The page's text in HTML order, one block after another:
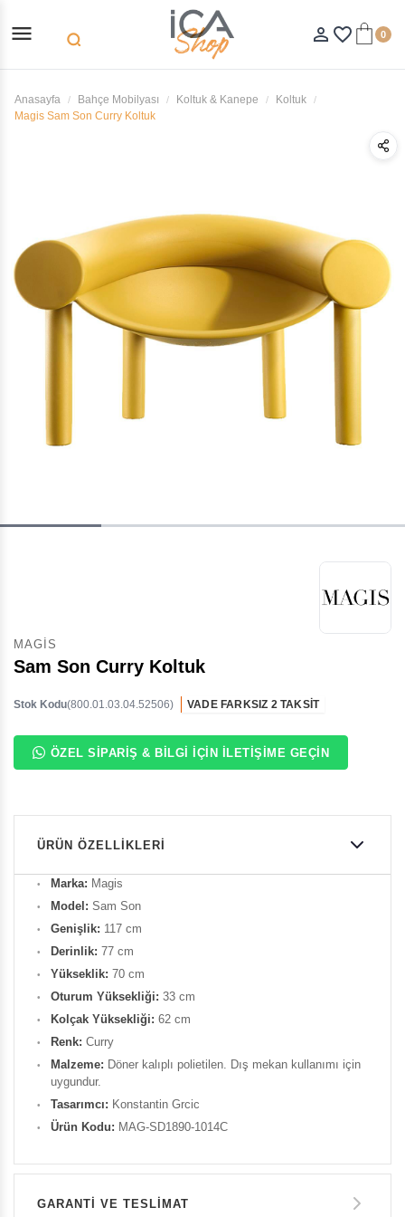
menu search person_outline favorite_border 0
Anasayfa Bahçe Mobilyası Koltuk & Kanepe
Koltuk
Magis Sam Son Curry Koltuk
MAGIS
Sam Son Curry Koltuk
(800.01.03.04.52506)
Stok Kodu VADE FARKSIZ 2 TAKSİT
ÖZEL SIPARIŞ & BILGI İÇIN İLETIŞIME GEÇIN
ÜRÜN ÖZELLIKLERI
Marka: Magis
Model: Sam Son
Genişlik: 117 cm
Derinlik: 77 cm
Yükseklik: 70 cm
Oturum Yüksekliği: 33 cm
Kolçak Yüksekliği: 62 cm
Renk: Curry
Malzeme: Döner kalıplı polietilen. Dış mekan kullanımı için
uygundur.
Tasarımcı: Konstantin Grcic
Ürün Kodu: MAG-SD1890-1014C
GARANTİ VE TESLİMAT